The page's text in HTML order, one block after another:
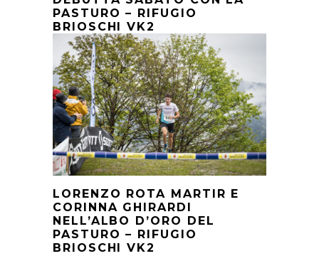
PASTURO – RIFUGIO
BRIOSCHI VK2
LORENZO ROTA MARTIR E
CORINNA GHIRARDI
NELL’ALBO D’ORO DEL
PASTURO – RIFUGIO
BRIOSCHI VK2